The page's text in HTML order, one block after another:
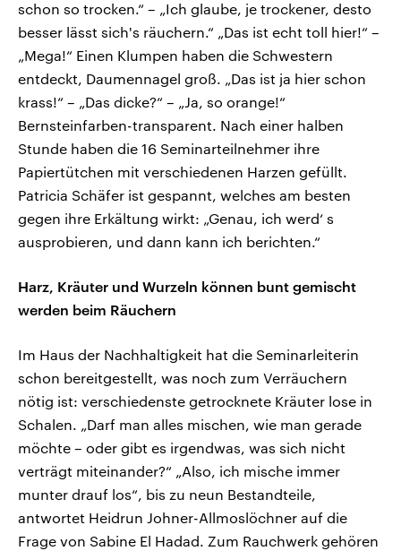
schon so trocken.“ – „Ich glaube, je trockener, desto
besser lässt sich's räuchern.“ „Das ist echt toll hier!“ –
„Mega!“ Einen Klumpen haben die Schwestern
entdeckt, Daumennagel groß. „Das ist ja hier schon
krass!“ – „Das dicke?“ – „Ja, so orange!“
Bernsteinfarben-transparent. Nach einer halben
Stunde haben die 16 Seminarteilnehmer ihre
Papiertütchen mit verschiedenen Harzen gefüllt.
Patricia Schäfer ist gespannt, welches am besten
gegen ihre Erkältung wirkt: „Genau, ich werd‘ s
ausprobieren, und dann kann ich berichten.“
Harz, Kräuter und Wurzeln können bunt gemischt
werden beim Räuchern
Im Haus der Nachhaltigkeit hat die Seminarleiterin
schon bereitgestellt, was noch zum Verräuchern
nötig ist: verschiedenste getrocknete Kräuter lose in
Schalen. „Darf man alles mischen, wie man gerade
möchte – oder gibt es irgendwas, was sich nicht
verträgt miteinander?“ „Also, ich mische immer
munter drauf los“, bis zu neun Bestandteile,
antwortet Heidrun Johner-Allmoslöchner auf die
Frage von Sabine El Hadad. Zum Rauchwerk gehören